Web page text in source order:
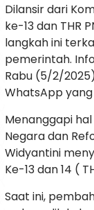
Dilansir dari
ke-13 dan THR
langkah ini
pemerintah.
Rabu (5/2/
WhatsApp
Menanggapi
Negara dan
Widyantini
Ke-13 dan 14 (
Saat ini,